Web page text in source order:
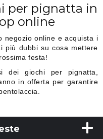
per pignatta in
online
negozio online e acquista i
più dubbi su cosa mettere
festa!
dei giochi per pignatta,
in offerta per garantire